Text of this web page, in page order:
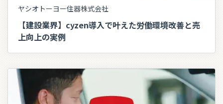
ヤシオトーヨー住器株式会社
【建設業界】cyzen導入で叶えた労働環境改善と売
上向上の実例